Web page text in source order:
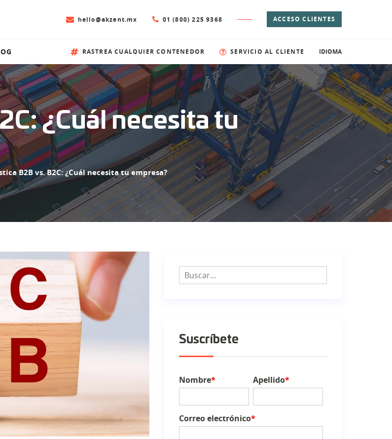
hello@akzent.mx 01 (800) 225 9368 ACCESO CLIENTES
RASTREA CUALQUIER CONTENEDOR SERVICIO AL CLIENTE IDIOMA
¿Cuál necesita tu
B2B vs. B2C: ¿Cuál necesita tu empresa?
Suscríbete
Nombre* Apellido*
Correo electrónico*